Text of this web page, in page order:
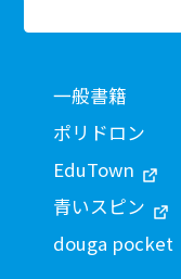
一般書籍
ポリドロン
EduTown
青いスピン
douga pocket